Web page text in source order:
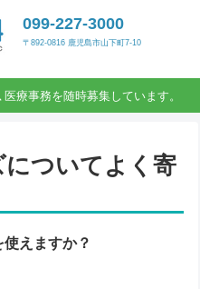
099-227-3000
〒892-0816 鹿児島市山下町7-10
療事務を随時募集しています。
ついてよく寄
えますか？